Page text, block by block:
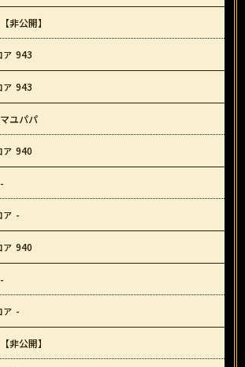
【非公開】
943
943
マユパパ
940
-
-
940
-
-
【非公開】